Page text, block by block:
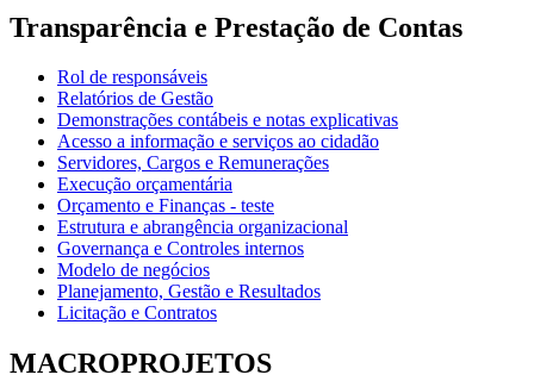
Transparência e Prestação de Contas
Rol de responsáveis
Relatórios de Gestão
Demonstrações contábeis e notas explicativas
Acesso a informação e serviços ao cidadão
Servidores, Cargos e Remunerações
Execução orçamentária
Orçamento e Finanças - teste
Estrutura e abrangência organizacional
Governança e Controles internos
Modelo de negócios
Planejamento, Gestão e Resultados
Licitação e Contratos
MACROPROJETOS